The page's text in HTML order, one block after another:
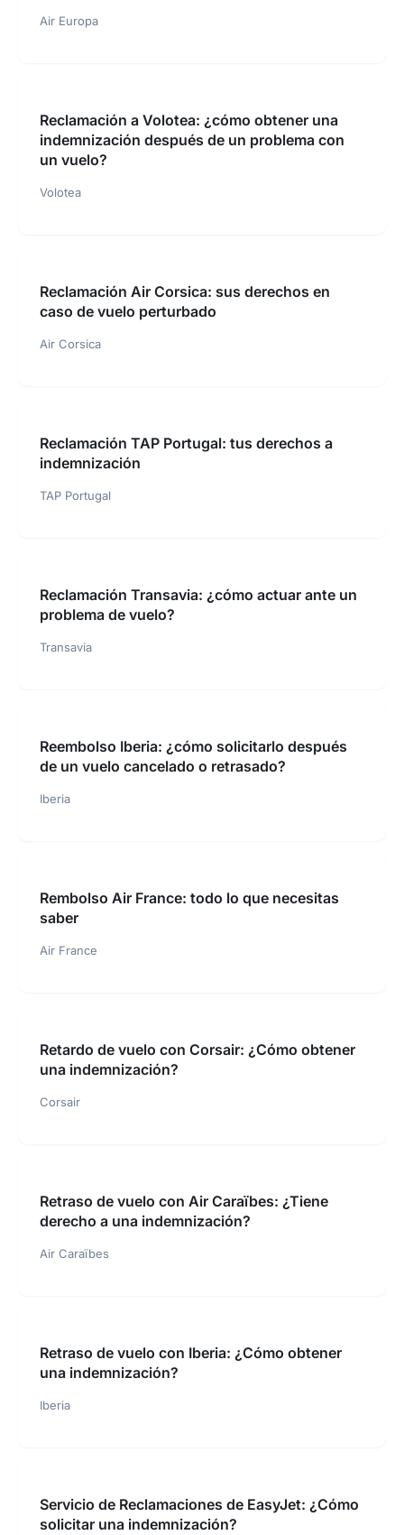
Air Europa
Reclamación a Volotea: ¿cómo obtener una
indemnización después de un problema con
un vuelo?
Volotea
Reclamación Air Corsica: sus derechos en
caso de vuelo perturbado
Air Corsica
Reclamación TAP Portugal: tus derechos a
indemnización
TAP Portugal
Reclamación Transavia: ¿cómo actuar ante un
problema de vuelo?
Transavia
Reembolso Iberia: ¿cómo solicitarlo después
de un vuelo cancelado o retrasado?
Iberia
Rembolso Air France: todo lo que necesitas
saber
Air France
Retardo de vuelo con Corsair: ¿Cómo obtener
una indemnización?
Corsair
Retraso de vuelo con Air Caraïbes: ¿Tiene
derecho a una indemnización?
Air Caraïbes
Retraso de vuelo con Iberia: ¿Cómo obtener
una indemnización?
Iberia
Servicio de Reclamaciones de EasyJet: ¿Cómo
solicitar una indemnización?